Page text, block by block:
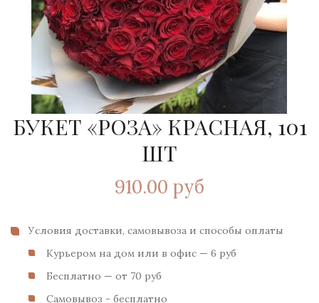
БУКЕТ «РОЗА» КРАСНАЯ, 101
ШТ
910.00 руб
Условия доставки, самовывоза и способы оплаты
Курьером на дом или в офис — 6 pуб
Бесплатно — от 70 pуб
Самовывоз - бесплатно